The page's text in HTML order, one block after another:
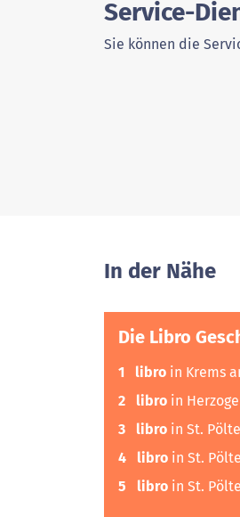
Service-
Sie können die
In der Nähe
Die Libro
1 libro in Krems
2
libro in
3 libro in St.
4 libro in St.
5 libro in St.